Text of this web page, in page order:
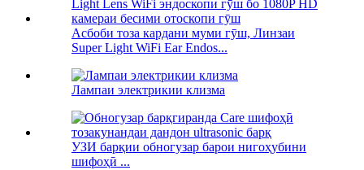
Асбоби тоза кардани муми гӯш, Линзаи
Super Light WiFi Ear Endos...
Лампаи электрикии клизма
УЗИ барқии обногузар барои нигоҳубини
шифоҳӣ ...